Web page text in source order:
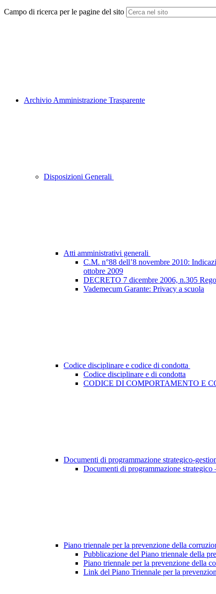
Campo di ricerca per le pagine del sito
Archivio Amministrazione Trasparente
Disposizioni Generali
Atti amministrativi generali
C.M. n°88 dell’8 novembre 2010:
ottobre 2009
DECRETO 7 dicembre 2006, n.305
Vademecum Garante: Privacy a scuola
Codice disciplinare e codice di condotta
Codice disciplinare e di condotta
CODICE DI COMPORTAMENTO E
Documenti di programmazione strategico-
Documenti di programmazione
Piano triennale per la prevenzione della
Pubblicazione del Piano triennale della
Piano triennale per la prevenzione della
Link del Piano Triennale per la